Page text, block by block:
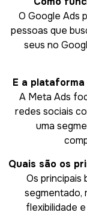
O Google Ads
pessoas que
seus no
E a
A Meta Ads
redes sociais
uma
Quais são os
Os principais
segmentado,
flexibilidade